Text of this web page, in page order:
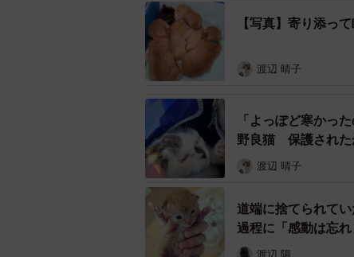
発見者が警察に通報→警察官
ンティア団体が引き取る
子猫たちが保護されたのは4月25日
保護時の子猫について「目が開い
定生後5、6日くらいとみられます
た」とメンバー。さらに、現在の様
せてくれます。まだよちよちです
の飲み方からもおっとりしている
て本当に飽きません」と、すくす
【写真】寄り添っ
渡辺 晴子
「よっぽど寒かっ
野良猫 保護され
渡辺 晴子
道端に捨てられて
過程に「感動は忘れ
渡辺 陽